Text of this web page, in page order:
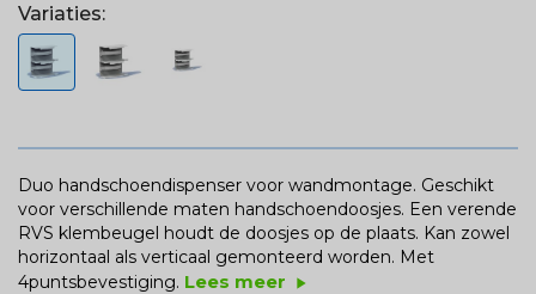
Variaties:
Duo handschoendispenser voor wandmontage. Geschikt
voor verschillende maten handschoendoosjes. Een verende
RVS klembeugel houdt de doosjes op de plaats. Kan zowel
horizontaal als verticaal gemonteerd worden. Met
4puntsbevestiging. Lees meer play_arrow